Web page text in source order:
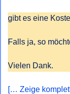
gibt es eine
Falls ja, so
Vielen Dank.
[… Zeige